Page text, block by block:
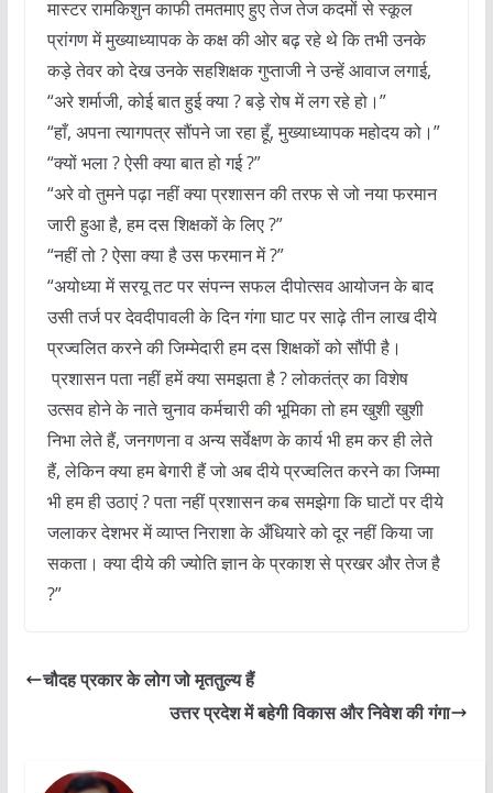
मास्टर रामकिशुन काफी तमतमाए हुए तेज तेज कदमों से स्कूल
प्रांगण में मुख्याध्यापक के कक्ष की ओर बढ़ रहे थे कि तभी उनके
कड़े तेवर को देख उनके सहशिक्षक गुप्ताजी ने उन्हें आवाज लगाई,
“अरे शर्माजी, कोई बात हुई क्या ? बड़े रोष में लग रहे हो।”
“हाँ, अपना त्यागपत्र सौंपने जा रहा हूँ, मुख्याध्यापक महोदय को।”
“क्यों भला ? ऐसी क्या बात हो गई ?”
“अरे वो तुमने पढ़ा नहीं क्या प्रशासन की तरफ से जो नया फरमान
जारी हुआ है, हम दस शिक्षकों के लिए ?”
“नहीं तो ? ऐसा क्या है उस फरमान में ?”
“अयोध्या में सरयू तट पर संपन्न सफल दीपोत्सव आयोजन के बाद
उसी तर्ज पर देवदीपावली के दिन गंगा घाट पर साढ़े तीन लाख दीये
प्रज्वलित करने की जिम्मेदारी हम दस शिक्षकों को सौंपी है।
प्रशासन पता नहीं हमें क्या समझता है ? लोकतंत्र का विशेष
उत्सव होने के नाते चुनाव कर्मचारी की भूमिका तो हम खुशी खुशी
निभा लेते हैं, जनगणना व अन्य सर्वेक्षण के कार्य भी हम कर ही लेते
हैं, लेकिन क्या हम बेगारी हैं जो अब दीये प्रज्वलित करने का जिम्मा
भी हम ही उठाएं ? पता नहीं प्रशासन कब समझेगा कि घाटों पर दीये
जलाकर देशभर में व्याप्त निराशा के अँधियारे को दूर नहीं किया जा
सकता। क्या दीये की ज्योति ज्ञान के प्रकाश से प्रखर और तेज है
?”
चौदह प्रकार के लोग जो मृततुल्य हैं
उत्तर प्रदेश में बहेगी विकास और निवेश की गंगा